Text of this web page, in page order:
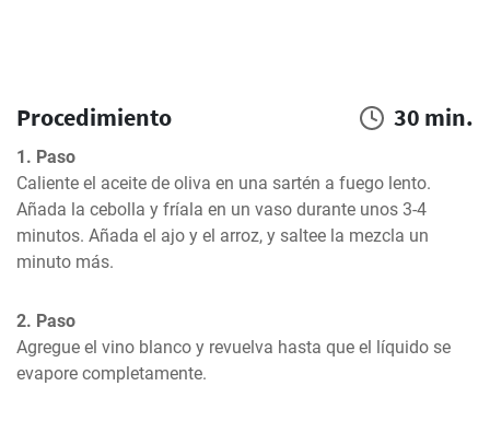
Procedimiento 30 min.
1. Paso
Caliente el aceite de oliva en una sartén a fuego lento.
Añada la cebolla y fríala en un vaso durante unos 3-4
minutos. Añada el ajo y el arroz, y saltee la mezcla un
minuto más.
2. Paso
Agregue el vino blanco y revuelva hasta que el líquido se
evapore completamente.